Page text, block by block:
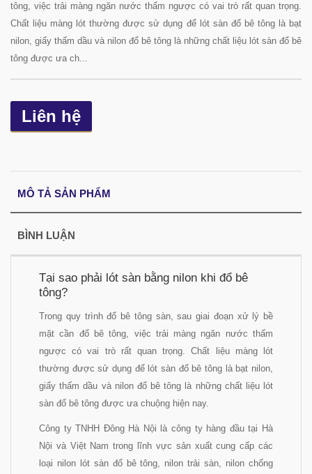
tông, việc trải màng ngăn nước thấm ngược có vai trò rất quan trọng.
Chất liệu màng lót thường được sử dụng để lót sàn đổ bê tông là bạt
nilon, giấy thấm dầu và nilon đổ bê tông là những chất liệu lót sàn đổ bê
tông được ưa ch...
Liên hệ
MÔ TẢ SẢN PHẨM
BÌNH LUẬN
Tại sao phải lót sàn bằng nilon khi đổ bê
tông?
Trong quy trình đổ bê tông sàn, sau giai đoạn xử lý bề
mặt cần đổ bê tông, việc trải màng ngăn nước thấm
ngược có vai trò rất quan trọng. Chất liệu màng lót
thường được sử dụng để lót sàn đổ bê tông là bạt nilon,
giấy thấm dầu và nilon đổ bê tông là những chất liệu lót
sàn đổ bê tông được ưa chuộng hiện nay.
Công ty TNHH Đông Hà Nội là công ty hàng đầu tại Hà
Nội và Việt Nam trong lĩnh vực sản xuất cung cấp các
loại nilon lót sàn đổ bê tông, nilon trải sàn, nilon chống